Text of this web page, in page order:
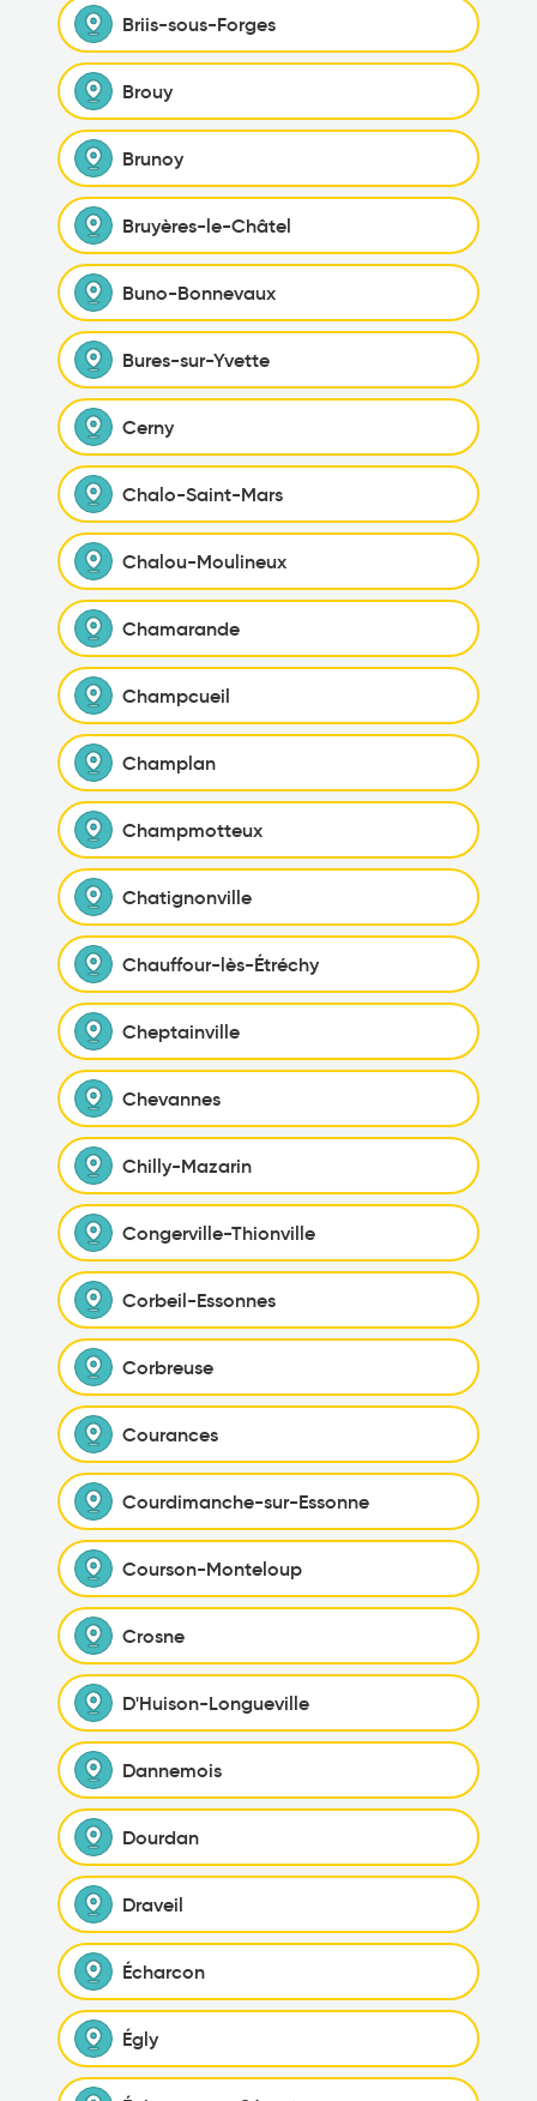
Briis-sous-Forges
Brouy
Brunoy
Bruyères-le-Châtel
Buno-Bonnevaux
Bures-sur-Yvette
Cerny
Chalo-Saint-Mars
Chalou-Moulineux
Chamarande
Champcueil
Champlan
Champmotteux
Chatignonville
Chauffour-lès-Étréchy
Cheptainville
Chevannes
Chilly-Mazarin
Congerville-Thionville
Corbeil-Essonnes
Corbreuse
Courances
Courdimanche-sur-Essonne
Courson-Monteloup
Crosne
D'Huison-Longueville
Dannemois
Dourdan
Draveil
Écharcon
Égly